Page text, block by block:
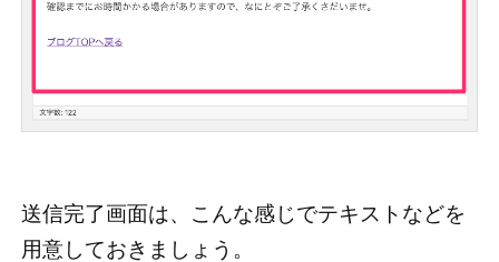
送信完了画面は、こんな感じでテキストなどを
用意しておきましょう。